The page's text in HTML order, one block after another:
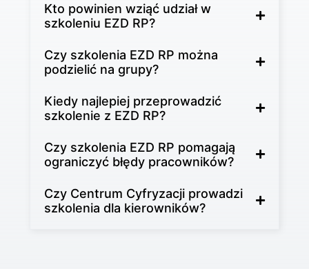
Kto powinien wziąć udział w
szkoleniu EZD RP?
Czy szkolenia EZD RP można
podzielić na grupy?
Kiedy najlepiej przeprowadzić
szkolenie z EZD RP?
Czy szkolenia EZD RP pomagają
ograniczyć błędy pracowników?
Czy Centrum Cyfryzacji prowadzi
szkolenia dla kierowników?